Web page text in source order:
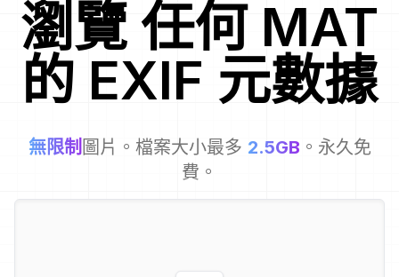
瀏覽 任何 MAT
的 EXIF 元數據
無限制 圖片。檔案大小最多 2.5GB 。永久免
費。